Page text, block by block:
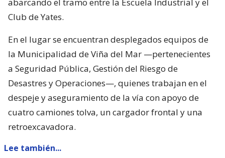
abarcando el tramo entre la Escuela Industrial y el
Club de Yates.
En el lugar se encuentran desplegados equipos de
la Municipalidad de Viña del Mar —pertenecientes
a Seguridad Pública, Gestión del Riesgo de
Desastres y Operaciones—, quienes trabajan en el
despeje y aseguramiento de la vía con apoyo de
cuatro camiones tolva, un cargador frontal y una
retroexcavadora.
Lee también...